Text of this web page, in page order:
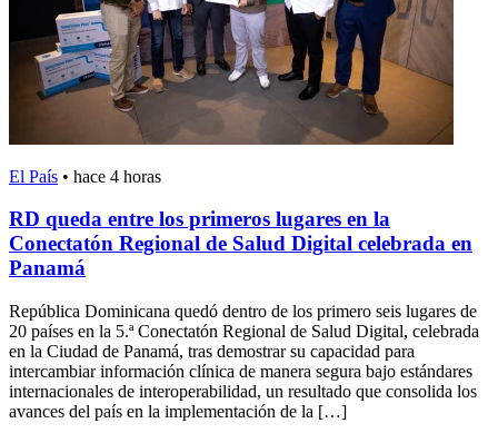
El País • hace 4 horas
RD queda entre los primeros lugares en la
Conectatón Regional de Salud Digital celebrada en
Panamá
República Dominicana quedó dentro de los primero seis lugares de
20 países en la 5.ª Conectatón Regional de Salud Digital, celebrada
en la Ciudad de Panamá, tras demostrar su capacidad para
intercambiar información clínica de manera segura bajo estándares
internacionales de interoperabilidad, un resultado que consolida los
avances del país en la implementación de la […]